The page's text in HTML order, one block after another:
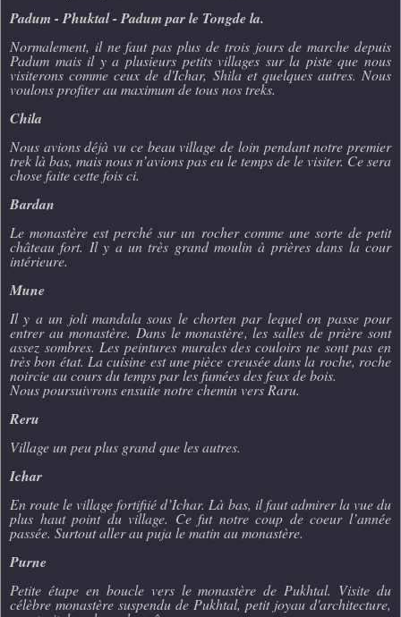
Padum - Phuktal - Padum par le Tongde la.
Normalement, il ne faut pas plus de trois jours de marche depuis
Padum mais il y a plusieurs petits villages sur la piste que nous
visiterons comme ceux de d'Ichar, Shila et quelques autres. Nous
voulons profiter au maximum de tous nos treks.
Chila
Nous avions déjà vu ce beau village de loin pendant notre premier
trek là bas, mais nous n’avions pas eu le temps de le visiter. Ce sera
chose faite cette fois ci.
Bardan
Le monastère est perché sur un rocher comme une sorte de petit
château fort. Il y a un très grand moulin à prières dans la cour
intérieure.
Mune
Il y a un joli mandala sous le chorten par lequel on passe pour
entrer au monastère. Dans le monastère, les salles de prière sont
assez sombres. Les peintures murales des couloirs ne sont pas en
très bon état. La cuisine est une pièce creusée dans la roche, roche
noircie au cours du temps par les fumées des feux de bois.
Nous poursuivrons ensuite notre chemin vers Raru.
Reru
Village un peu plus grand que les autres.
Ichar
En route le village fortifiié d’Ichar. Là bas, il faut admirer la vue du
plus haut point du village. Ce fut notre coup de coeur l’année
passée. Surtout aller au puja le matin au monastère.
Purne
Petite étape en boucle vers le monastère de Pukhtal. Visite du
célèbre monastère suspendu de Pukhtal, petit joyau d'architecture,